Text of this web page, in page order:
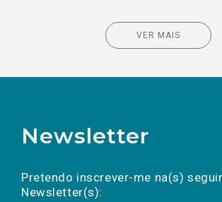
VER MAIS
Newsletter
Pretendo inscrever-me na(s)
Newsletter(s):
a(s) newsletter(s).
mail